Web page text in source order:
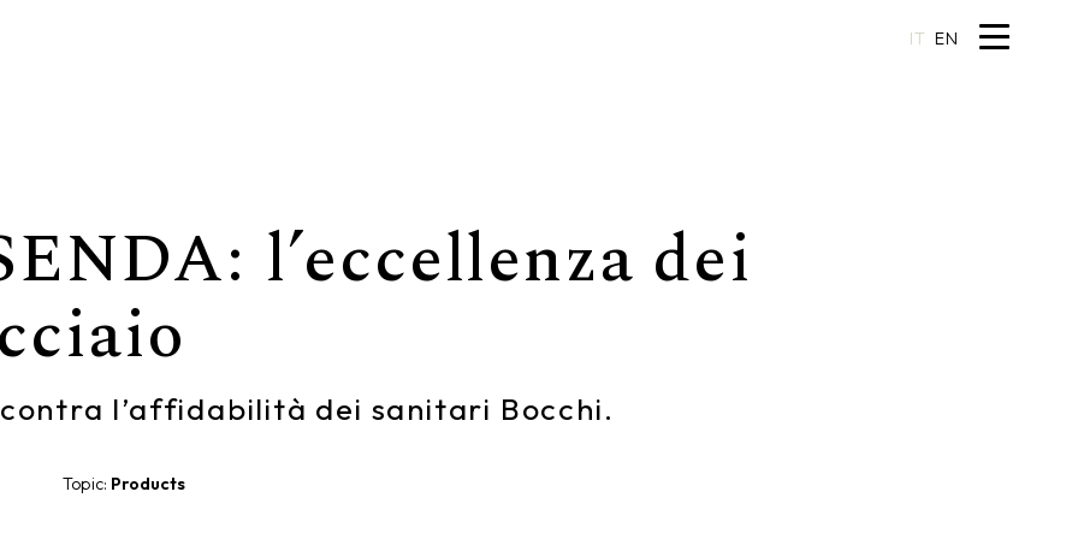
IT EN
l’eccellenza dei
l’affidabilità dei sanitari Bocchi.
Topic: Products